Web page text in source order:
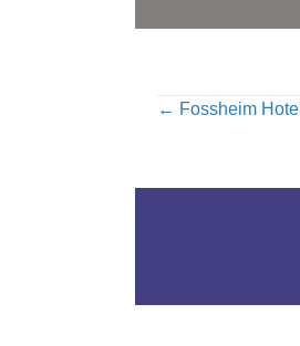
Posts
← Fossheim Hotell